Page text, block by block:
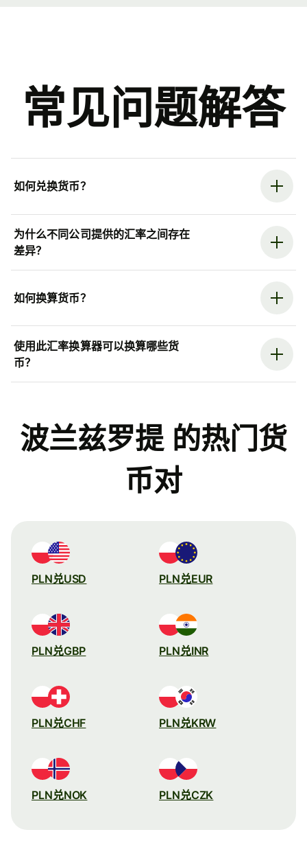
常见问题解答
如何兑换货币？
为什么不同公司提供的汇率之间存在
差异？
如何换算货币？
使用此汇率换算器可以换算哪些货
币？
波兰兹罗提 的热门货
币对
PLN兑USD PLN兑EUR
PLN兑GBP PLN兑INR
PLN兑CHF PLN兑KRW
PLN兑NOK PLN兑CZK